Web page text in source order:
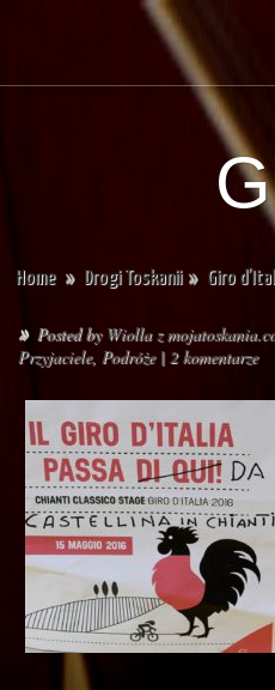
Home » Drogi Toskanii » Giro
» Posted by Wiolla z
Przyjaciele, Podróże| 2 komentarze